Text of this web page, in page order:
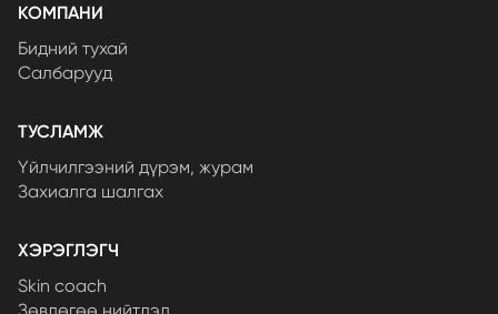
КОМПАНИ
Бидний тухай
Салбарууд
ТУСЛАМЖ
Үйлчилгээний дүрэм, журам
Захиалга шалгах
ХЭРЭГЛЭГЧ
Skin coach
Зөвлөгөө нийтлэл